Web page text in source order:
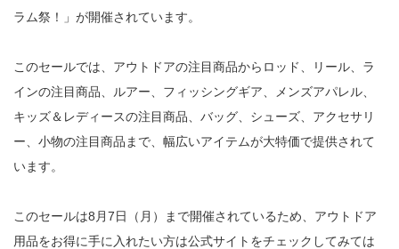
ラム祭！」が開催されています。
このセールでは、アウトドアの注目商品からロッド、リール、ラ
インの注目商品、ルアー、フィッシングギア、メンズアパレル、
キッズ＆レディースの注目商品、バッグ、シューズ、アクセサリ
ー、小物の注目商品まで、幅広いアイテムが大特価で提供されて
います。
このセールは8月7日（月）まで開催されているため、アウトドア
用品をお得に手に入れたい方は公式サイトをチェックしてみては